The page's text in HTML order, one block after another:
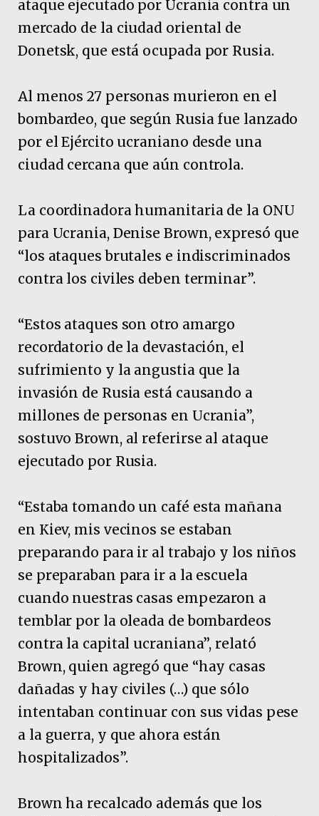
ataque ejecutado por Ucrania contra un
mercado de la ciudad oriental de
Donetsk, que está ocupada por Rusia.
Al menos 27 personas murieron en el
bombardeo, que según Rusia fue lanzado
por el Ejército ucraniano desde una
ciudad cercana que aún controla.
La coordinadora humanitaria de la ONU
para Ucrania, Denise Brown, expresó que
“los ataques brutales e indiscriminados
contra los civiles deben terminar”.
“Estos ataques son otro amargo
recordatorio de la devastación, el
sufrimiento y la angustia que la
invasión de Rusia está causando a
millones de personas en Ucrania”,
sostuvo Brown, al referirse al ataque
ejecutado por Rusia.
“Estaba tomando un café esta mañana
en Kiev, mis vecinos se estaban
preparando para ir al trabajo y los niños
se preparaban para ir a la escuela
cuando nuestras casas empezaron a
temblar por la oleada de bombardeos
contra la capital ucraniana”, relató
Brown, quien agregó que “hay casas
dañadas y hay civiles (…) que sólo
intentaban continuar con sus vidas pese
a la guerra, y que ahora están
hospitalizados”.
Brown ha recalcado además que los